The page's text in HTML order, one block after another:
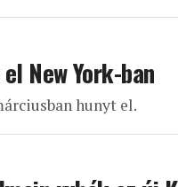
New York-ban
hunyt el.